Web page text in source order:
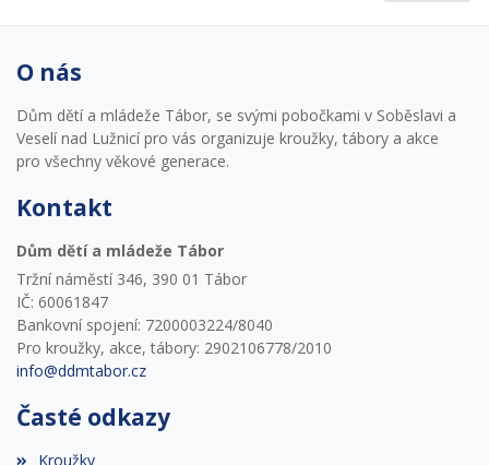
O nás
Dům dětí a mládeže Tábor, se svými pobočkami v Soběslavi a
Veselí nad Lužnicí pro vás organizuje kroužky, tábory a akce
pro všechny věkové generace.
Kontakt
Dům dětí a mládeže Tábor
Tržní náměstí 346, 390 01 Tábor
IČ: 60061847
Bankovní spojení: 7200003224/8040
Pro kroužky, akce, tábory: 2902106778/2010
info@ddmtabor.cz
Časté odkazy
Kroužky